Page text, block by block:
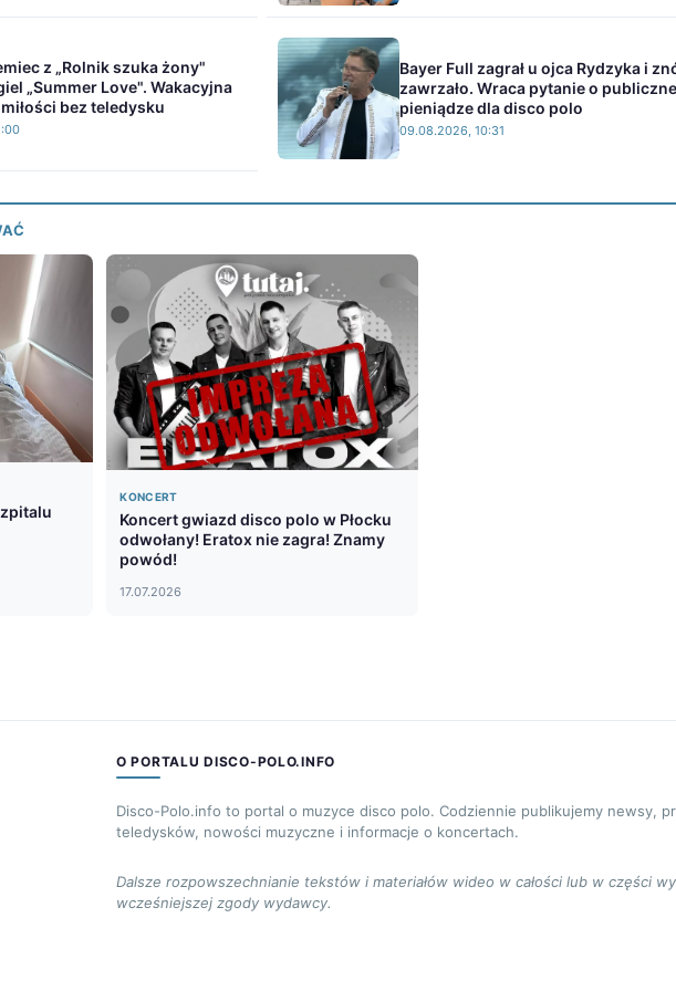
z „Rolnik szuka żony"
„Summer Love". Wakacyjna
bez teledysku
Bayer Full zagrał u ojca Rydzyka i
zawrzało. Wraca pytanie o publiczne
pieniądze dla disco polo
09.08.2026, 10:31
KONCERT
Koncert gwiazd disco polo w Płocku
odwołany! Eratox nie zagra! Znamy
powód!
17.07.2026
O PORTALU DISCO-POLO.INFO
Disco-Polo.info to portal o muzyce disco polo. Codziennie publikujemy newsy,
teledysków, nowości muzyczne i informacje o koncertach.
Dalsze rozpowszechnianie tekstów i materiałów wideo w całości lub w części
wcześniejszej zgody wydawcy.